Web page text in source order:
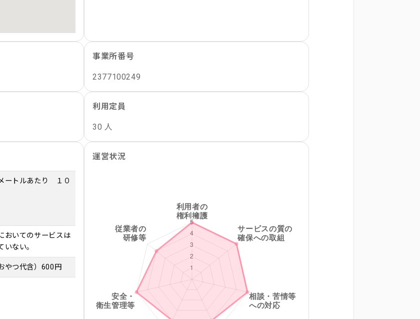
事業所番号
2377100249
利用定員
30 人
ートルあたり １０
おいてのサービスは
いない。
やつ代含）600円
運営状況